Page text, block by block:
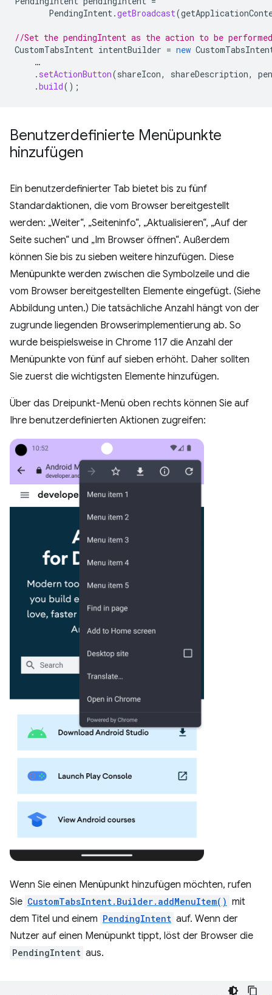
PendingIntent.getBroadcast(
//Set the pendingIntent as the action to be
CustomTabsIntent intentBuilder = new
…
. setActionButton(shareIcon, shareDescription,
.build();
Benutzerdefinierte Menüpunkte
hinzufügen
Ein benutzerdefinierter Tab bietet bis zu fünf
Standardaktionen, die vom Browser bereitgestellt
werden: „Weiter“, „Seiteninfo“, „Aktualisieren“, „Auf der
Seite suchen“ und „Im Browser öffnen“. Außerdem
können Sie bis zu sieben weitere hinzufügen. Diese
Menüpunkte werden zwischen die Symbolzeile und die
vom Browser bereitgestellten Elemente eingefügt. (Siehe
Abbildung unten.) Die tatsächliche Anzahl hängt von der
zugrunde liegenden Browserimplementierung ab. So
wurde beispielsweise in Chrome 117 die Anzahl der
Menüpunkte von fünf auf sieben erhöht. Daher sollten
Sie zuerst die wichtigsten Elemente hinzufügen.
Über das Dreipunkt-Menü oben rechts können Sie auf
Ihre benutzerdefinierten Aktionen zugreifen:
Wenn Sie einen Menüpunkt hinzufügen möchten, rufen
Sie CustomTabsIntent.Builder.addMenuItem() mit
dem Titel und einem PendingIntent auf. Wenn der
Nutzer auf einen Menüpunkt tippt, löst der Browser die
PendingIntent aus.